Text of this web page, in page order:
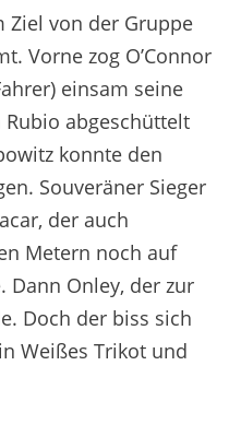
Ziel von der Gruppe
Vorne zog O’Connor
einsam seine
Rubio abgeschüttelt
konnte den
Souveräner Sieger
der auch
Metern noch auf
Dann Onley, der zur
Doch der biss sich
Weißes Trikot und